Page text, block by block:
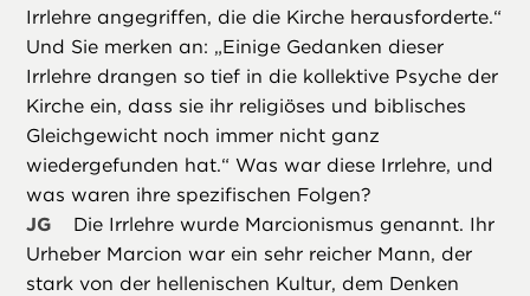
Irrlehre angegriffen, die die Kirche herausforderte.“
Und Sie merken an: „Einige Gedanken dieser
Irrlehre drangen so tief in die kollektive Psyche der
Kirche ein, dass sie ihr religiöses und biblisches
Gleichgewicht noch immer nicht ganz
wiedergefunden hat.“ Was war diese Irrlehre, und
was waren ihre spezifischen Folgen?
JG
Die Irrlehre wurde Marcionismus genannt. Ihr
Urheber Marcion war ein sehr reicher Mann, der
stark von der hellenischen Kultur, dem Denken